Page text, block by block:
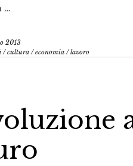
…
2013
/cultura /economia /lavoro